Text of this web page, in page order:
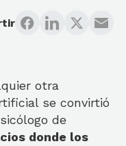
otra
se convirtió
de
donde los